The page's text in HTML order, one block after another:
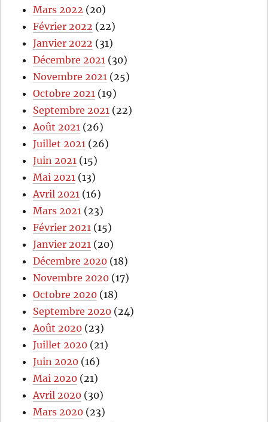
Mars 2022 (20)
Février 2022 (22)
Janvier 2022 (31)
Décembre 2021 (30)
Novembre 2021 (25)
Octobre 2021 (19)
Septembre 2021 (22)
Août 2021 (26)
Juillet 2021 (26)
Juin 2021 (15)
Mai 2021 (13)
Avril 2021 (16)
Mars 2021 (23)
Février 2021 (15)
Janvier 2021 (20)
Décembre 2020 (18)
Novembre 2020 (17)
Octobre 2020 (18)
Septembre 2020 (24)
Août 2020 (23)
Juillet 2020 (21)
Juin 2020 (16)
Mai 2020 (21)
Avril 2020 (30)
Mars 2020 (23)